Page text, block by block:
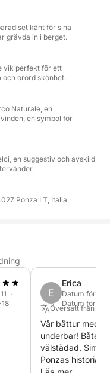
känt för sina
grävda in i berget.
vik perfekt för ett
och orörd skönhet.
Naturale, en
en symbol för
en suggestiv och avskild
Ponza LT, Italia
·
E
Erica
Datum för
Datum för
Översatt från
Vår båttur med
underbar! Båten
välstädad.
Ponzas historia